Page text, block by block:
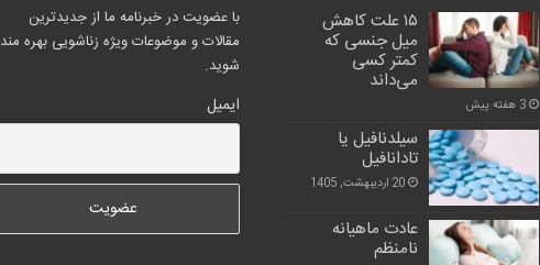
۱۵ علت کاهش
میل جنسی که
کمتر کسی
می‌داند
3 هفته پیش
سیلدنافیل یا
تادانافیل
20 اردیبهشت, 1405
عادت ماهیانه
نامنظم
با عضویت در خبرنامه ما از جدیدترین
مقالات و موضوعات ویژه زناشویی بهره مند
شوید.
ایمیل